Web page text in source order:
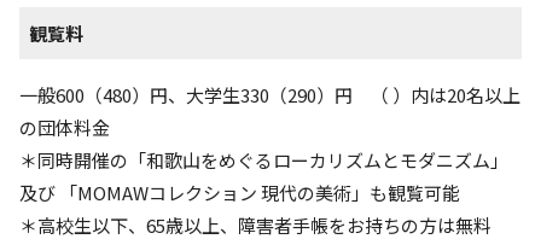
観覧料
一般600（480）円、大学生330（290）円 （ ）内は20名以上
の団体料金
＊同時開催の「和歌山をめぐるローカリズムとモダニズム」
及び 「MOMAWコレクション 現代の美術」も観覧可能
＊高校生以下、65歳以上、障害者手帳をお持ちの方は無料